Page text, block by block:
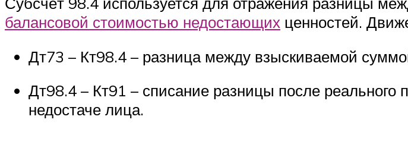
балансовой стоимостью недостающих ценностей.
Дт73 – Кт98.4 – разница между взыскиваемой
Дт98.4 – Кт91 – списание разницы после реального
недостаче лица.